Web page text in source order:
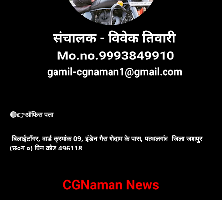
🔴👉ऑफिस पता
बिलाईटाँगर, वार्ड क्रमांक 09, इंडेन गैस गोदाम के पास, पत्थलगांव जिला जशपुर
(छ०ग ०) पिन कोड 496118